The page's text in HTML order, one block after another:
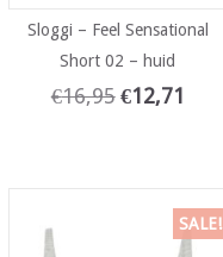
Sloggi – Feel Sensational
Short 02 – huid
€16,95 €12,71
SALE!